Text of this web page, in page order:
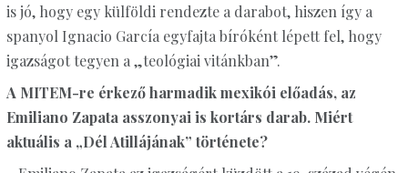
is jó, hogy egy külföldi rendezte a darabot, hiszen így a
spanyol Ignacio García egyfajta bíróként lépett fel, hogy
igazságot tegyen a „teológiai vitánkban”.
A MITEM-re érkező harmadik mexikói előadás, az
Emiliano Zapata asszonyai is kortárs darab. Miért
aktuális a „Dél Atillájának” története?